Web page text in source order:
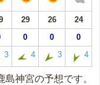
29 26
24
0 0 0
3 4 3 4
神宮の予想です。